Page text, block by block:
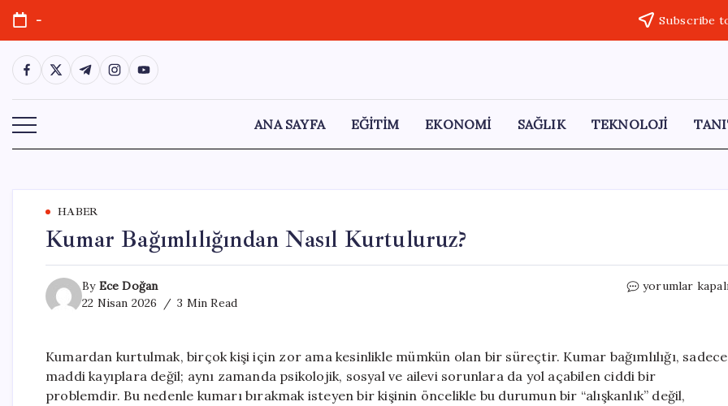
Skip
content
- Subscribe
https://www.facebook.com/
https://twitter.com/
https://t.me/
https://www.instagram.com/
https://youtube.com/
ANA SAYFA EĞİTİM EKONOMİ SAĞLIK TEKNOLOJİ
HABER
Kumar Bağımlılığından Nasıl Kurtuluruz?
By Ece Doğan
22 Nisan 2026
3 Min Read
Kumar
için
yorumlar
Kumardan kurtulmak, birçok kişi için zor ama kesinlikle mümkün olan bir süreçtir. Kumar bağımlılığı, sadece
maddi kayıplara değil; aynı zamanda psikolojik, sosyal ve ailevi sorunlara da yol açabilen ciddi bir
problemdir. Bu nedenle kumarı bırakmak isteyen bir kişinin öncelikle bu durumun bir “alışkanlık” değil,